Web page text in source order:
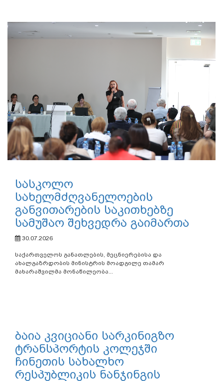
გივი მიქანაძემ საქართველოში
იაპონიის საგანგებო და
სრულუფლებიან ელჩს და
ცუკუბას უნივერსიტეტის
პრეზიდენტს უმასპინძლა
განათლების, მეცნიერებისა და ახალგაზრდობის მინისტრი
გივი მიქანაძე საქართველოში იაპონიის საგანგებო და...